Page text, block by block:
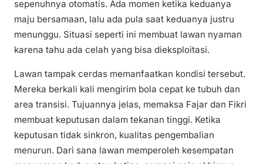
sepenuhnya otomatis. Ada momen ketika keduanya
maju bersamaan, lalu ada pula saat keduanya justru
menunggu. Situasi seperti ini membuat lawan nyaman
karena tahu ada celah yang bisa dieksploitasi.
Lawan tampak cerdas memanfaatkan kondisi tersebut.
Mereka berkali kali mengirim bola cepat ke tubuh dan
area transisi. Tujuannya jelas, memaksa Fajar dan Fikri
membuat keputusan dalam tekanan tinggi. Ketika
keputusan tidak sinkron, kualitas pengembalian
menurun. Dari sana lawan memperoleh kesempatan